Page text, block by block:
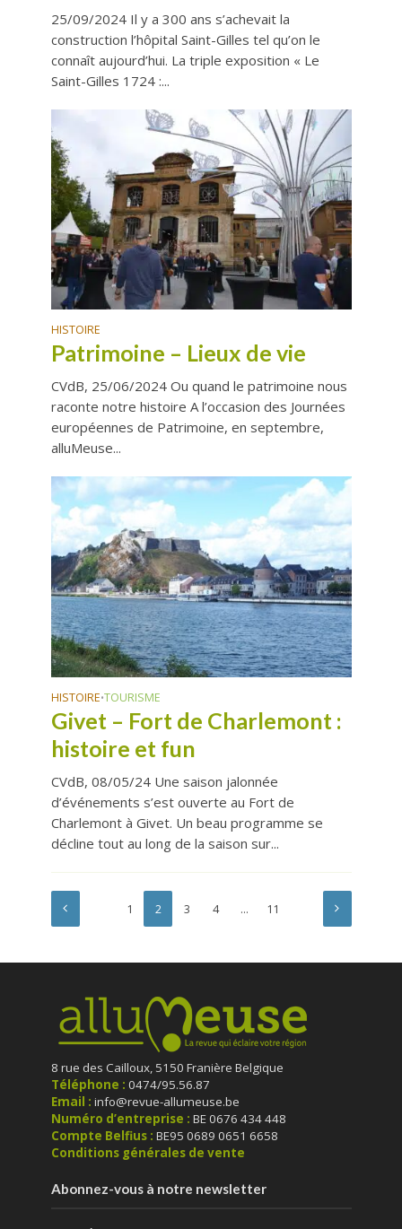
25/09/2024 Il y a 300 ans s’achevait la
construction l’hôpital Saint-Gilles tel qu’on le
connaît aujourd’hui. La triple exposition « Le
Saint-Gilles 1724 :...
HISTOIRE
Patrimoine – Lieux de vie
CVdB, 25/06/2024 Ou quand le patrimoine nous
raconte notre histoire A l’occasion des Journées
européennes de Patrimoine, en septembre,
alluMeuse...
HISTOIRE•TOURISME
Givet – Fort de Charlemont :
histoire et fun
CVdB, 08/05/24 Une saison jalonnée
d’événements s’est ouverte au Fort de
Charlemont à Givet. Un beau programme se
décline tout au long de la saison sur...
1 2 3 4 … 11
8 rue des Cailloux, 5150 Franière Belgique
Téléphone : 0474/95.56.87
Email : info@revue-allumeuse.be
Numéro d’entreprise : BE 0676 434 448
Compte Belfius : BE95 0689 0651 6658
Conditions générales de vente
Abonnez-vous à notre newsletter